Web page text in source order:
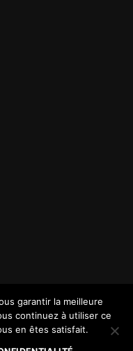
garantir la meilleure
continuez à utiliser ce
en êtes satisfait.